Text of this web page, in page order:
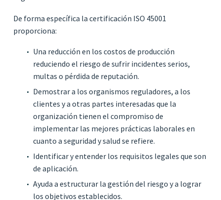
De forma específica la certificación ISO 45001
proporciona:
Una reducción en los costos de producción
reduciendo el riesgo de sufrir incidentes serios,
multas o pérdida de reputación.
Demostrar a los organismos reguladores, a los
clientes y a otras partes interesadas que la
organización tienen el compromiso de
implementar las mejores prácticas laborales en
cuanto a seguridad y salud se refiere.
Identificar y entender los requisitos legales que son
de aplicación.
Ayuda a estructurar la gestión del riesgo y a lograr
los objetivos establecidos.